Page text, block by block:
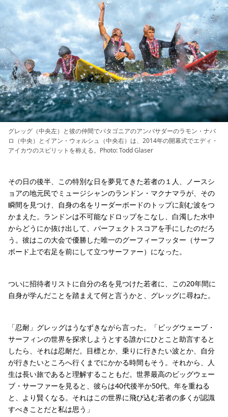
グレッグ（中央左）と彼の仲間でパタゴニアのアンバサダーのラモン・ナバ
ロ（中央）とイアン・ウォルシュ（中央右）は、2014年の開幕式でエディ・
アイカウのスピリットを称える。Photo: Todd Glaser
その日の後半、この特別な日を夢見てきた若者の１人、ノースシ
ョアの地元民でミュージシャンのランドン・マクナマラが、その
瞬間を見つけ、自身の名をリーダーボードのトップに刻む波をつ
かまえた。ランドンは不可能なドロップをこなし、白濁した水中
からどうにか抜け出して、パーフェクトスコアを手にしたのだろ
う。彼はこの大会で優勝した唯一のグーフィーフッター（サーフ
ボード上で右足を前にして立つサーファー）になった。
ついに招待者リストに自分の名を見つけた若者に、この20年間に
自身が学んだことを踏まえて何と言うかと、グレッグに尋ねた。
「忍耐」グレッグはうなずきながら言った。「ビッグウェーブ・
サーフィンの世界を探求しようとする誰かにひとこと助言すると
したら、それは忍耐だ。目標とか、乗りに行きたい波とか、自分
が行きたいところへ行くまでにかかる時間もそう。それから、人
生は長い旅であると理解することもだ。世界最高のビッグウェー
ブ・サーファーを見ると、彼らは40代後半か50代。年を重ねる
と、より賢くなる。それはこの世界に飛び込む若者の多くが認識
すべきことだと私は思う」